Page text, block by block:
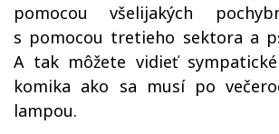
pomocou všelijakých
s pomocou tretieho sektora a
A tak môžete vidieť
komika ako sa musí po
lampou.